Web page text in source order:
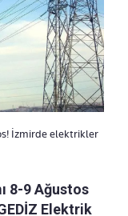
İzmirde elektrikler
8-9 Ağustos
Elektrik